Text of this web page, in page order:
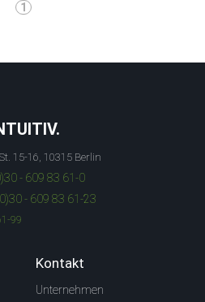
1
15-16, 10315 Berlin
- 609 83 61-0
- 609 83 61-23
99
Kontakt
Unternehmen